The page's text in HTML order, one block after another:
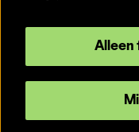
Alleen